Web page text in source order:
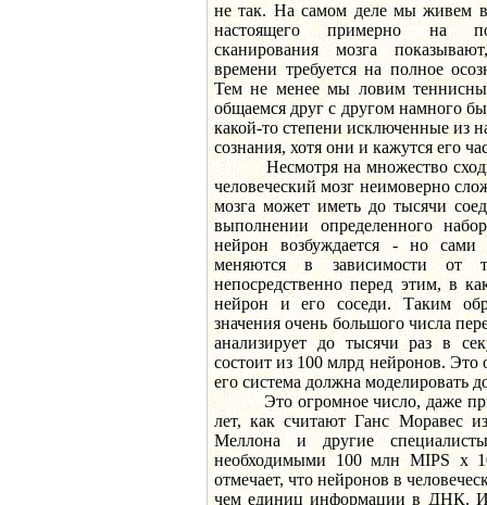
не так. На самом деле мы живем
настоящего примерно на
сканирования мозга
времени требуется на полное
Тем не менее мы ловим
общаемся друг с другом намного
какой-то степени исключенные из
сознания, хотя они и кажутся его
Несмотря на множество
человеческий мозг неимоверно
мозга может иметь до тысячи
выполнении определенного
нейрон возбуждается - но сами
меняются в зависимости от
непосредственно перед этим, в
нейрон и его соседи. Таким
значения очень большого числа
анализирует до тысячи раз в
состоит из 100 млрд нейронов. Это
его система должна моделировать
Это огромное число, даже при
лет, как считают Ганс Моравес
Меллона и другие
необходимыми 100 млн MIPS х
отмечает, что нейронов в
чем единиц информации в ДНК.